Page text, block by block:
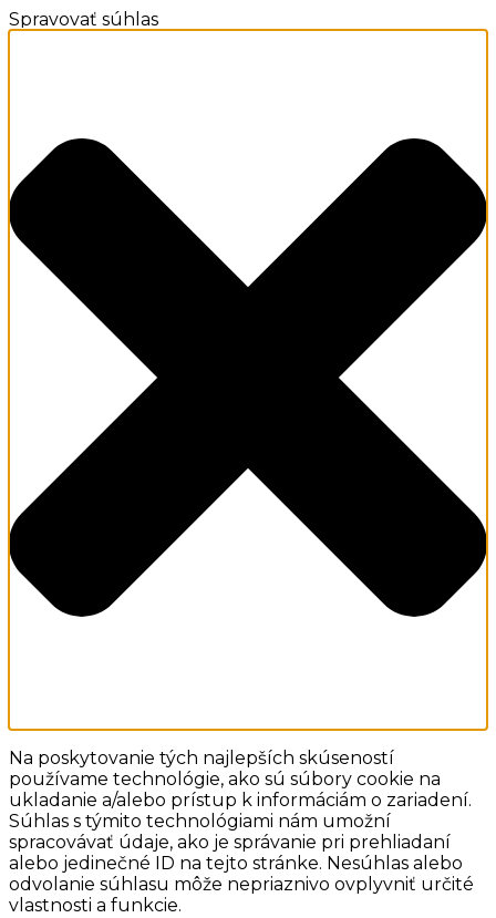
Spravovať súhlas
Na poskytovanie tých najlepších skúseností
používame technológie, ako sú súbory cookie na
ukladanie a/alebo prístup k informáciám o zariadení.
Súhlas s týmito technológiami nám umožní
spracovávať údaje, ako je správanie pri prehliadaní
alebo jedinečné ID na tejto stránke. Nesúhlas alebo
odvolanie súhlasu môže nepriaznivo ovplyvniť určité
vlastnosti a funkcie.